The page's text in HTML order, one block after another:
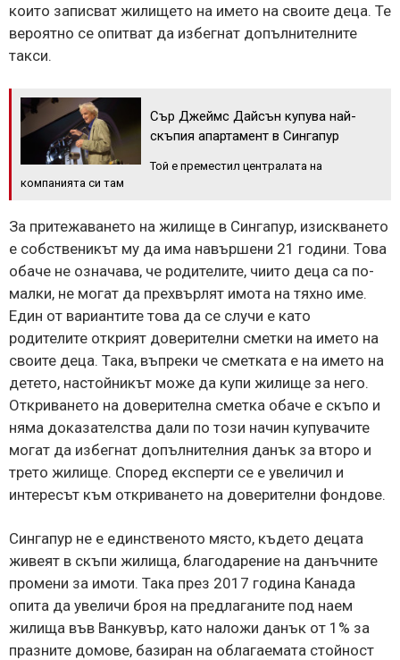
които записват жилището на името на своите деца. Те
вероятно се опитват да избегнат допълнителните
такси.
Сър Джеймс Дайсън купува най-
скъпия апартамент в Сингапур
Той е преместил централата на
компанията си там
За притежаването на жилище в Сингапур, изискването
е собственикът му да има навършени 21 години. Това
обаче не означава, че родителите, чиито деца са по-
малки, не могат да прехвърлят имота на тяхно име.
Един от вариантите това да се случи е като
родителите открият доверителни сметки на името на
своите деца. Така, въпреки че сметката е на името на
детето, настойникът може да купи жилище за него.
Откриването на доверителна сметка обаче е скъпо и
няма доказателства дали по този начин купувачите
могат да избегнат допълнителния данък за второ и
трето жилище. Според експерти се е увеличил и
интересът към откриването на доверителни фондове.
Сингапур не е единственото място, където децата
живеят в скъпи жилища, благодарение на данъчните
промени за имоти. Така през 2017 година Канада
опита да увеличи броя на предлаганите под наем
жилища във Ванкувър, като наложи данък от 1% за
празните домове, базиран на облагаемата стойност